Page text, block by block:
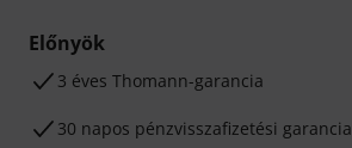
Előnyök
3 éves Thomann-garancia
30 napos pénzvisszafizetési garancia